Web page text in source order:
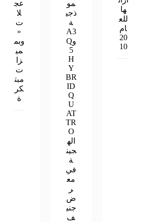
ها
للع
ام
20
10
مو
ذجي
ة
A3
وQ
5
H
Y
BR
ID
Q
U
AT
TR
O
اله
جين
ة
في
مع
ر
ض
جني
ف
عج
لا
ت
«
وبم
مي
زا
ت
مبت
كر
ة